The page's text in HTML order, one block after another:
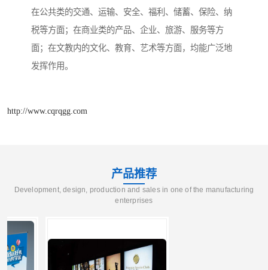
在公共类的交通、运输、安全、福利、储蓄、保险、纳
税等方面；在商业类的产品、企业、旅游、服务等方
面；在文教内的文化、教育、艺术等方面，均能广泛地
发挥作用。
http://www.cqrqgg.com
产品推荐
Development, design, production and sales in one of the manufacturing
enterprises